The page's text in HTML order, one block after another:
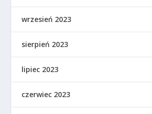
wrzesień 2023
sierpień 2023
lipiec 2023
czerwiec 2023